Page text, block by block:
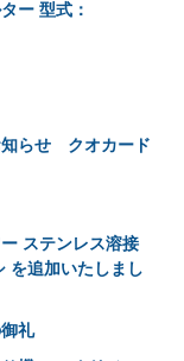
ー 型式：
知らせ クオカード
ステンレス溶接
を追加いたしまし
礼